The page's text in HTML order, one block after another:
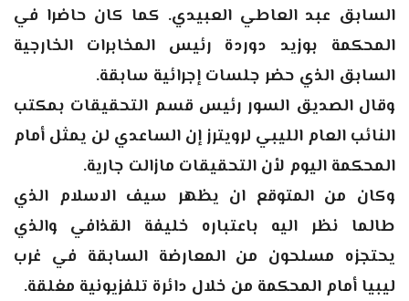
السابق عبد العاطي العبيدي. كما كان حاضرا في
المحكمة بوزيد دوردة رئيس المخابرات الخارجية
السابق الذي حضر جلسات إجرائية سابقة.
وقال الصديق السور رئيس قسم التحقيقات بمكتب
النائب العام الليبي لرويترز إن الساعدي لن يمثل أمام
المحكمة اليوم لأن التحقيقات مازالت جارية.
وكان من المتوقع ان يظهر سيف الاسلام الذي
طالما نظر اليه باعتباره خليفة القذافي والذي
يحتجزه مسلحون من المعارضة السابقة في غرب
ليبيا أمام المحكمة من خلال دائرة تلفزيونية مغلقة.